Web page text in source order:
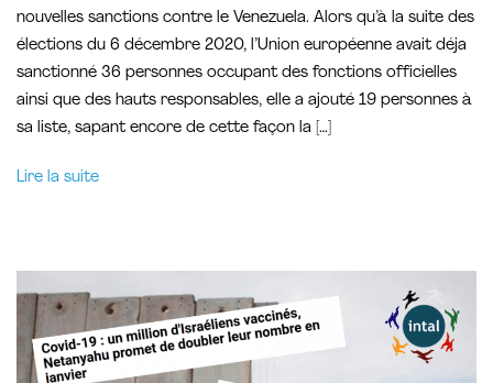
nouvelles sanctions contre le Venezuela. Alors qu’à la suite des
élections du 6 décembre 2020, l’Union européenne avait déja
sanctionné 36 personnes occupant des fonctions officielles
ainsi que des hauts responsables, elle a ajouté 19 personnes à
sa liste, sapant encore de cette façon la […]
Lire la suite